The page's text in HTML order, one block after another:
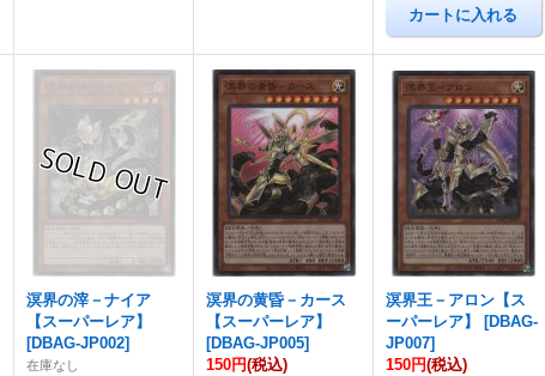
溟界の滓－ナイア
【スーパーレア】
[DBAG-JP002]
在庫なし
溟界の黄昏－カース
【スーパーレア】
[DBAG-JP005]
150円(税込)
溟界王－アロン【ス
ーパーレア】
[DBAG-
JP007]
150円(税込)